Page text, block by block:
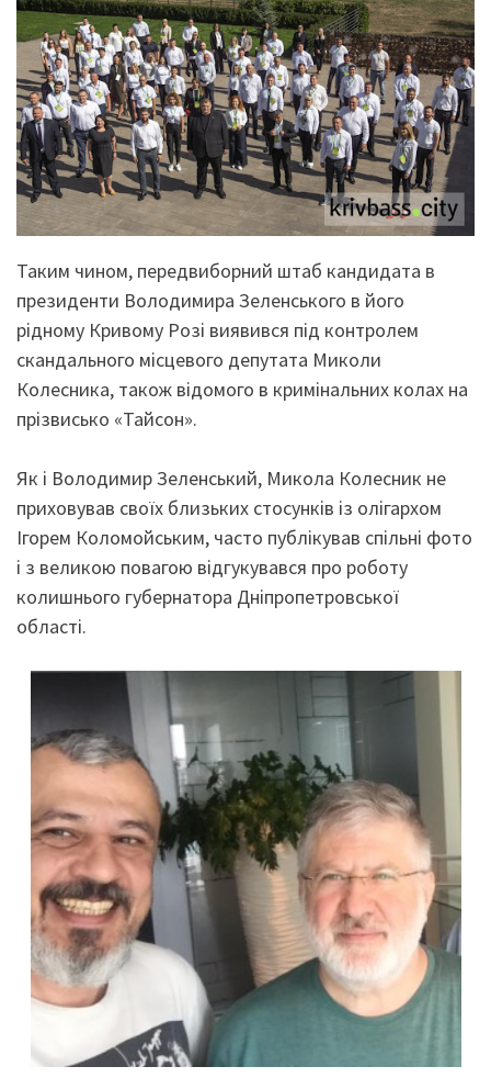
Таким чином, передвиборний штаб кандидата в
президенти Володимира Зеленського в його
рідному Кривому Розі виявився під контролем
скандального місцевого депутата Миколи
Колесника, також відомого в кримінальних колах на
прізвисько «Тайсон».
Як і Володимир Зеленський, Микола Колесник не
приховував своїх близьких стосунків із олігархом
Ігорем Коломойським, часто публікував спільні фото
і з великою повагою відгукувався про роботу
колишнього губернатора Дніпропетровської
області.